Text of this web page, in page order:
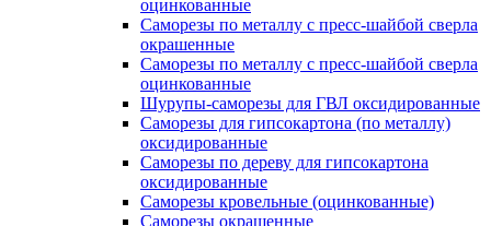
оцинкованные
Саморезы по металлу с пресс-шайбой сверла
окрашенные
Саморезы по металлу с пресс-шайбой сверла
оцинкованные
Шурупы-саморезы для ГВЛ оксидированные
Саморезы для гипсокартона (по металлу)
оксидированные
Саморезы по дереву для гипсокартона
оксидированные
Саморезы кровельные (оцинкованные)
Саморезы окрашенные